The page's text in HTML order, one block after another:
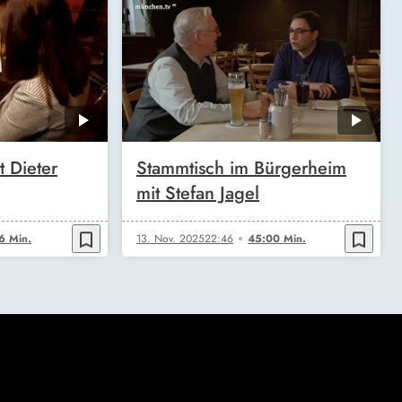
Dieter
Min. bookmark_border
Stammtisch im Bürgerheim
mit Stefan Jagel
13. Nov. 202522:46 45:00 Min. bookmark_border